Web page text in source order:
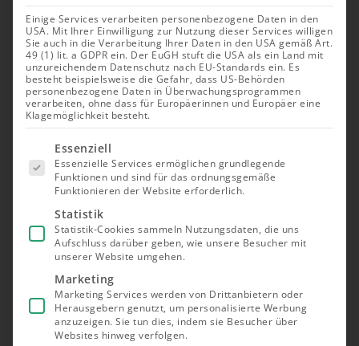
Einige Services verarbeiten personenbezogene Daten in den
USA. Mit Ihrer Einwilligung zur Nutzung dieser Services willigen
Sie auch in die Verarbeitung Ihrer Daten in den USA gemäß Art.
49 (1) lit. a GDPR ein. Der EuGH stuft die USA als ein Land mit
unzureichendem Datenschutz nach EU-Standards ein. Es
besteht beispielsweise die Gefahr, dass US-Behörden
personenbezogene Daten in Überwachungsprogrammen
verarbeiten, ohne dass für Europäerinnen und Europäer eine
Klagemöglichkeit besteht.
Es folgt
eine Liste
der Service-
Gruppen,
für die eine
Einwilligung
erteilt
werden
kann. Die
erste
Service-
Gruppe ist
essenziell
und kann
nicht
abgewählt
Essenziell
Essenzielle Services ermöglichen grundlegende
Funktionen und sind für das ordnungsgemäße
Funktionieren der Website erforderlich.
Statistik
Statistik-Cookies sammeln Nutzungsdaten, die uns
Aufschluss darüber geben, wie unsere Besucher mit
unserer Website umgehen.
Marketing
Marketing Services werden von Drittanbietern oder
Herausgebern genutzt, um personalisierte Werbung
anzuzeigen. Sie tun dies, indem sie Besucher über
Websites hinweg verfolgen.